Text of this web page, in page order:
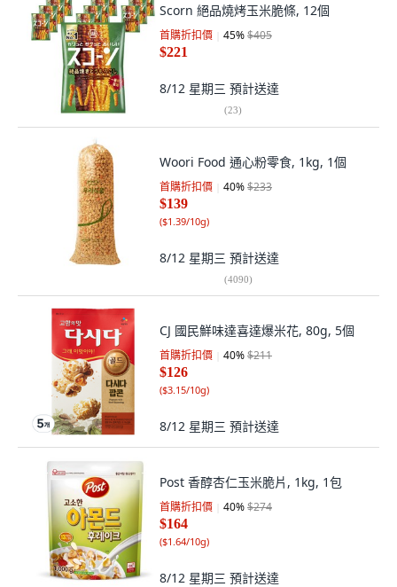
Scorn 絕品燒烤玉米脆條, 12個
首購折扣價 45%$405
$221
8/12 星期三 預計送達
(23)
Woori Food 通心粉零食, 1kg, 1個
首購折扣價 40%$233
$139
($1.39/10g)
8/12 星期三 預計送達
(4090)
CJ 國民鮮味達喜達爆米花, 80g, 5個
首購折扣價 40%$211
$126
($3.15/10g)
8/12 星期三 預計送達
Post 香醇杏仁玉米脆片, 1kg, 1包
首購折扣價 40%$274
$164
($1.64/10g)
8/12 星期三 預計送達